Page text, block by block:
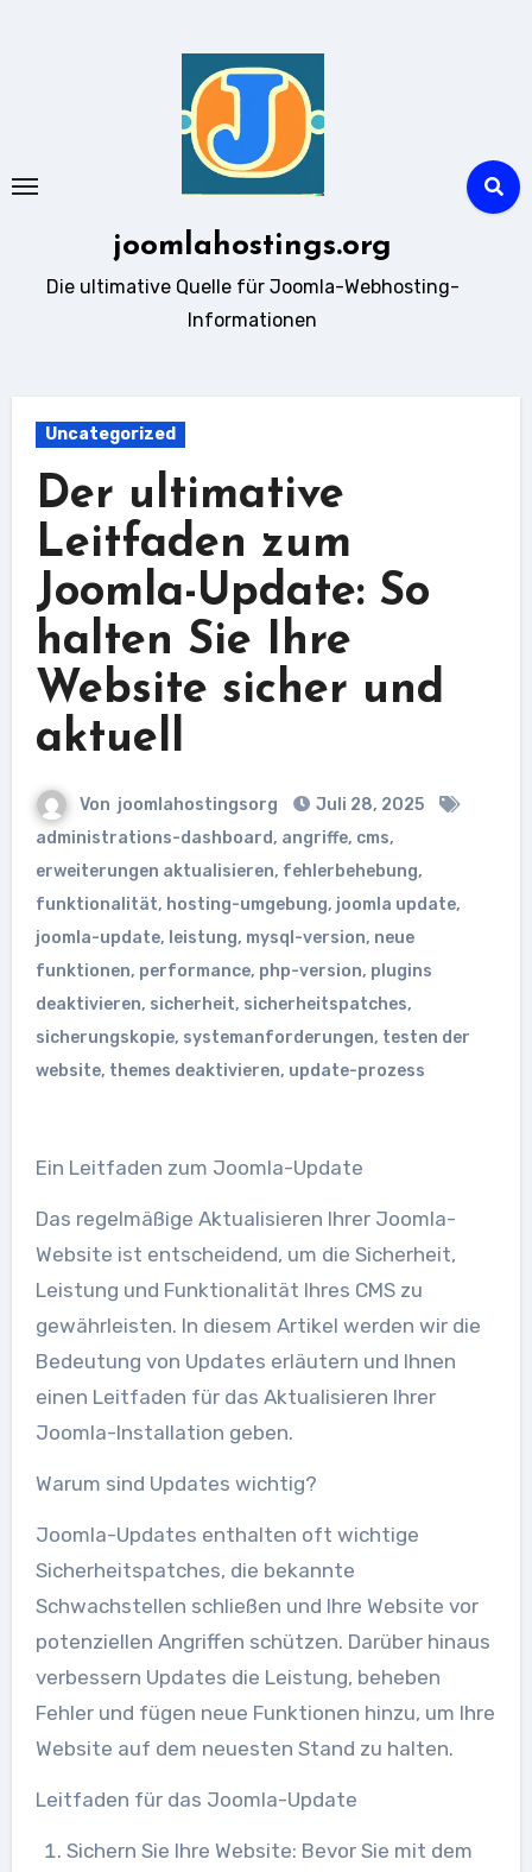
joomlahostings.org
Die ultimative Quelle für Joomla-Webhosting-
Informationen
Uncategorized
Der ultimative
Leitfaden zum
Joomla-Update: So
halten Sie Ihre
Website sicher und
aktuell
Von joomlahostingsorg
Juli 28, 2025
administrations-dashboard, angriffe, cms,
erweiterungen aktualisieren, fehlerbehebung,
funktionalität, hosting-umgebung, joomla update,
joomla-update, leistung, mysql-version, neue
funktionen, performance, php-version, plugins
deaktivieren, sicherheit, sicherheitspatches,
sicherungskopie, systemanforderungen, testen der
website, themes deaktivieren, update-prozess
Ein Leitfaden zum Joomla-Update
Das regelmäßige Aktualisieren Ihrer Joomla-
Website ist entscheidend, um die Sicherheit,
Leistung und Funktionalität Ihres CMS zu
gewährleisten. In diesem Artikel werden wir die
Bedeutung von Updates erläutern und Ihnen
einen Leitfaden für das Aktualisieren Ihrer
Joomla-Installation geben.
Warum sind Updates wichtig?
Joomla-Updates enthalten oft wichtige
Sicherheitspatches, die bekannte
Schwachstellen schließen und Ihre Website vor
potenziellen Angriffen schützen. Darüber hinaus
verbessern Updates die Leistung, beheben
Fehler und fügen neue Funktionen hinzu, um Ihre
Website auf dem neuesten Stand zu halten.
Leitfaden für das Joomla-Update
Sichern Sie Ihre Website: Bevor Sie mit dem